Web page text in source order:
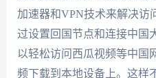
加速器和VPN技术来解决访
过设置回国节点和连接中国
以轻松访问西瓜视频等中国
频下载到本地设备上。这样